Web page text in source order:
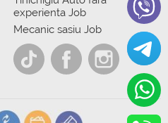
experienta Job
Mecanic sasiu Job